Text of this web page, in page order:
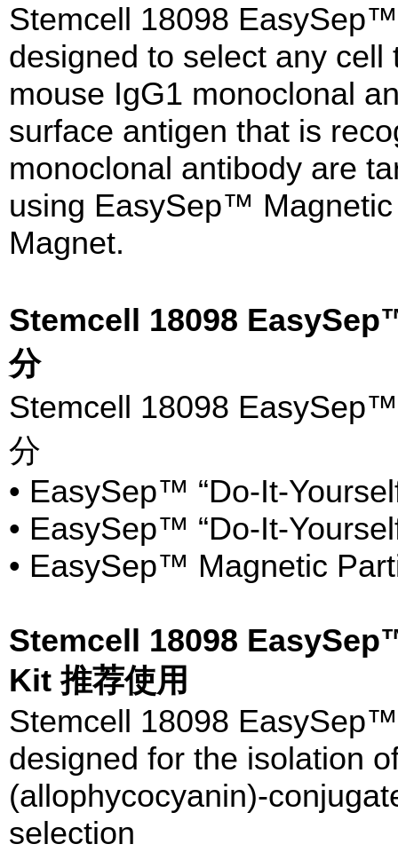
Stemcell 18098
designed to select any
mouse IgG1 monoclonal
surface antigen that is
monoclonal antibody are
using EasySep™
Magnet.
Stemcell 18098
分
Stemcell 18098
分
• EasySep™ “Do-It-
• EasySep™ “Do-It-
• EasySep™ Magnetic
Stemcell 18098
Kit 推荐使用
Stemcell 18098
designed for the isolation
(allophycocyanin)-
selection